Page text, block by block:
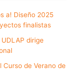
a! Diseño 2025
finalistas
dirige
de Verano de